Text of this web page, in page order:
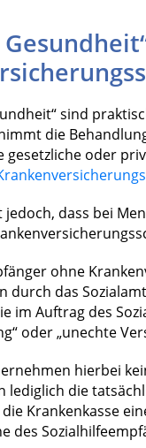
sind
die
gesetzliche oder
jedoch, dass bei
ohne
durch das
im Auftrag des
oder „unechte
hierbei
lediglich die
Krankenkasse
des